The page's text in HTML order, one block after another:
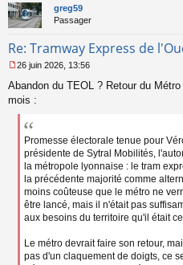
greg59
Passager
Re: Tramway Express de
e
s
26 juin 2026, 13:56
Abandon du TEOL ? Retour du
mois :
Promesse électorale tenue pour
présidente de Sytral Mobilités,
la métropole lyonnaise : le tram
la précédente majorité comme
moins coûteuse que le métro ne
être lancé, mais il n'était pas
aux besoins du territoire qu'il était
Le métro devrait faire son retour,
pas d'un claquement de doigts, ce